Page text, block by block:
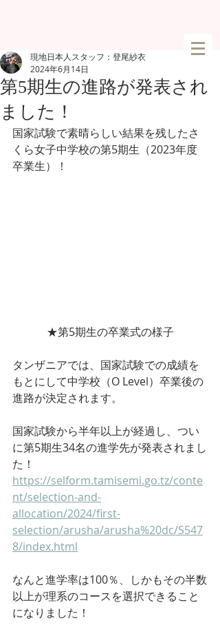
第5期生の進路が発表され
ました！
現地日本人スタッフ：登尾紗衣
2024年6月14日
国家試験で素晴らしい結果を残したさ
くら女子中学校の第5期生（2023年度
卒業生）！
★第5期生の卒業式の様子
タンザニアでは、国家試験での成績を
もとにして中学校（O Level）卒業後の
進路が決定されます。
国家試験から半年以上が経過し、つい
に第5期生34名の進学先が発表されまし
た！
https://selform.tamisemi.go.tz/conte
nt/selection-and-
allocation/2024/first-
selection/arusha/arusha%20dc/S547
8/index.html
なんと進学率は100％、しかもその半数
以上が理系のコースを選択できること
になりました！